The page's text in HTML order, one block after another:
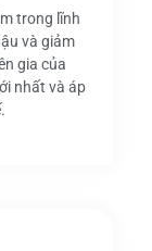
trong lĩnh
và giảm
gia của
nhất và áp